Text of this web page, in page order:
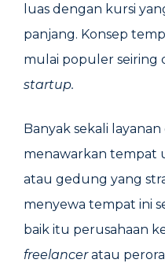
luas dengan kursi
panjang. Konsep
mulai populer seiring
startup.
Banyak sekali
menawarkan tempat
atau gedung yang
menyewa tempat ini
baik itu perusahaan
freelanceratau